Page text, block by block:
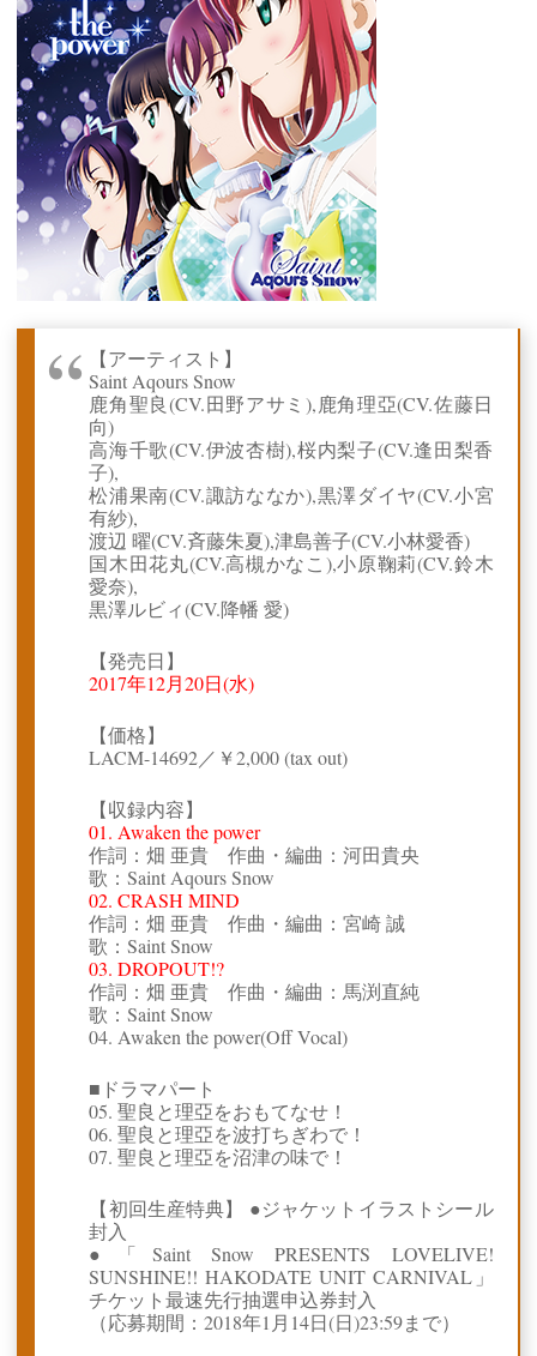
【アーティスト】
Saint Aqours Snow
鹿角聖良(CV.田野アサミ),鹿角理亞(CV.佐藤日
向)
高海千歌(CV.伊波杏樹),桜内梨子(CV.逢田梨香
子),
松浦果南(CV.諏訪ななか),黒澤ダイヤ(CV.小宮
有紗),
渡辺 曜(CV.斉藤朱夏),津島善子(CV.小林愛香)
国木田花丸(CV.高槻かなこ),小原鞠莉(CV.鈴木
愛奈),
黒澤ルビィ(CV.降幡 愛)
【発売日】
2017年12月20日(水)
【価格】
LACM-14692／￥2,000 (tax out)
【収録内容】
01. Awaken the power
作詞：畑 亜貴 作曲・編曲：河田貴央
歌：Saint Aqours Snow
02. CRASH MIND
作詞：畑 亜貴 作曲・編曲：宮崎 誠
歌：Saint Snow
03. DROPOUT!?
作詞：畑 亜貴 作曲・編曲：馬渕直純
歌：Saint Snow
04. Awaken the power(Off Vocal)
■ドラマパート
05. 聖良と理亞をおもてなせ！
06. 聖良と理亞を波打ちぎわで！
07. 聖良と理亞を沼津の味で！
【初回生産特典】 ●ジャケットイラストシール
封入
●「Saint Snow PRESENTS LOVELIVE!
SUNSHINE!! HAKODATE UNIT CARNIVAL」
チケット最速先行抽選申込券封入
（応募期間：2018年1月14日(日)23:59まで）